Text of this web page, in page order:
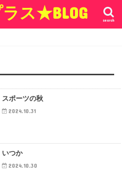
ス★BLOG search
スポーツの秋
2024.10.31
いつか
2024.10.30